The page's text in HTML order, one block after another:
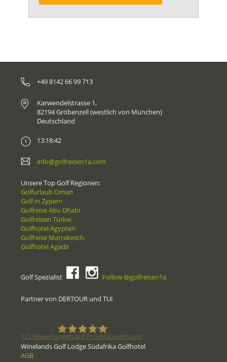
+49 8142 66 99 713
Karwendelstrasse 1,
82194 Gröbenzell (westlich von München)
Deutschland
13:18:42
info@golfreisen1a.com
Unsere Top Golf Regionen:
Golfurlaub Oman
Golf in Zypern
Golfreise Abu Dhabi
Golfreisen Türkei
Golfhotel Ägypten
Golfreise Marrakesch
Golfhotel Agadir
Golf Spezialist Follow @golfreisen1a
Partner von DERTOUR und TUI
121 Bewertungen auf ProvenExpert.com
Winelands Golf Lodge Südafrika Golfhotel
AGB